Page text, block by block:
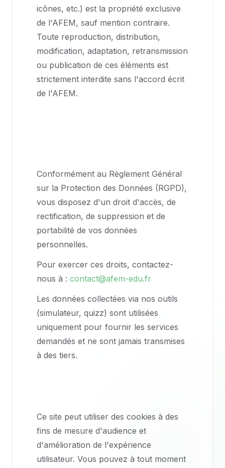
icônes, etc.) est la propriété exclusive
de l'AFEM, sauf mention contraire.
Toute reproduction, distribution,
modification, adaptation, retransmission
ou publication de ces éléments est
strictement interdite sans l'accord écrit
de l'AFEM.
Conformément au Règlement Général
sur la Protection des Données (RGPD),
vous disposez d'un droit d'accès, de
rectification, de suppression et de
portabilité de vos données
personnelles.
Pour exercer ces droits, contactez-
nous à : contact@afem-edu.fr
Les données collectées via nos outils
(simulateur, quizz) sont utilisées
uniquement pour fournir les services
demandés et ne sont jamais transmises
à des tiers.
Ce site peut utiliser des cookies à des
fins de mesure d'audience et
d'amélioration de l'expérience
utilisateur. Vous pouvez à tout moment